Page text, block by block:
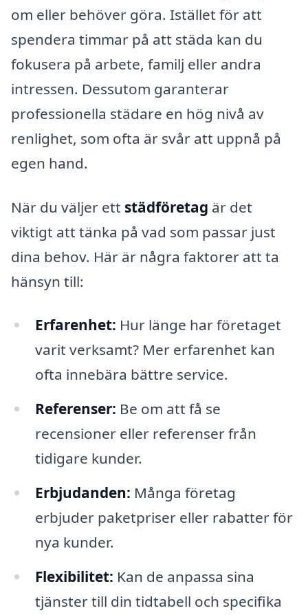
om eller behöver göra. Istället för att
spendera timmar på att städa kan du
fokusera på arbete, familj eller andra
intressen. Dessutom garanterar
professionella städare en hög nivå av
renlighet, som ofta är svår att uppnå på
egen hand.
När du väljer ett städföretag är det
viktigt att tänka på vad som passar just
dina behov. Här är några faktorer att ta
hänsyn till:
Erfarenhet: Hur länge har företaget
varit verksamt? Mer erfarenhet kan
ofta innebära bättre service.
Referenser: Be om att få se
recensioner eller referenser från
tidigare kunder.
Erbjudanden: Många företag
erbjuder paketpriser eller rabatter för
nya kunder.
Flexibilitet: Kan de anpassa sina
tjänster till din tidtabell och specifika